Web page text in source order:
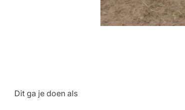
Dit ga je doen als